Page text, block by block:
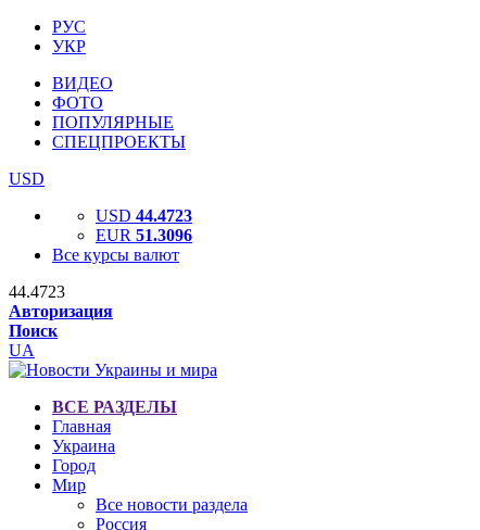
РУС
УКР
ВИДЕО
ФОТО
ПОПУЛЯРНЫЕ
СПЕЦПРОЕКТЫ
USD
USD 44.4723
EUR 51.3096
Все курсы валют
44.4723
Авторизация
Поиск
UA
ВСЕ РАЗДЕЛЫ
Главная
Украина
Город
Мир
Все новости раздела
Россия